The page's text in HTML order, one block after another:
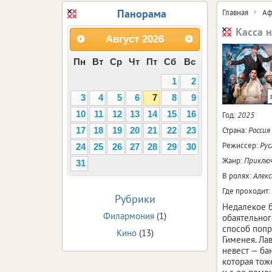
Главная
Касса
Год:2025
Страна:Россия
Режиссер:
Жанр:
В ролях:
Где проходит:
Недалекое
способ
Гименея.
невест —
которая
Панорама
Август 2026
Пн Вт Ср Чт Пт Сб
Вс
1
2
3
4 5 6 7 8
9
10
11 12 13 14 15
16
17
18 19 20 21 22
23
24
25 26 27 28 29
30
31
Рубрики
Филармония (1)
Кино(13)